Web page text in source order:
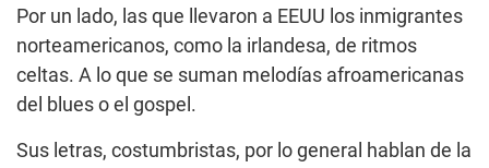
Por un lado, las que llevaron a EEUU los inmigrantes
norteamericanos, como la irlandesa, de ritmos
celtas. A lo que se suman melodías afroamericanas
del blues o el gospel.
Sus letras, costumbristas, por lo general hablan de la